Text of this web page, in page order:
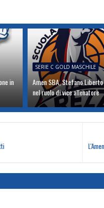
in
SERIE C GOLD MASCHILE
Amen SBA, Stefano
nel ruolo di vice allenatore